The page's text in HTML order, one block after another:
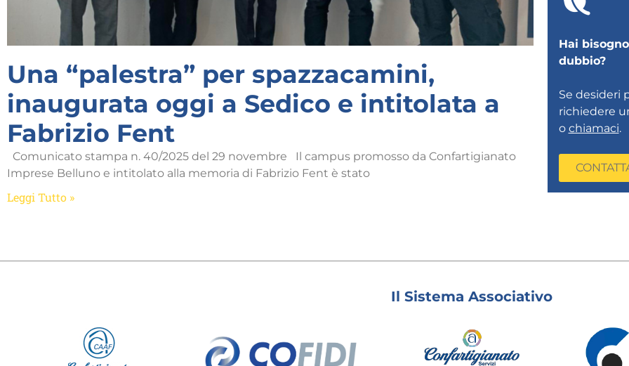
Una “palestra” per spazzacamini,
inaugurata oggi a Sedico e intitolata a
Fabrizio Fent
Comunicato stampa n. 40/2025 del 29 novembre Il campus promosso da Confartigianato
Imprese Belluno e intitolato alla memoria di Fabrizio Fent è stato
Leggi Tutto »
Hai
dubbio?
Se desideri
richiedere
o chiamaci.
Il Sistema Associativo